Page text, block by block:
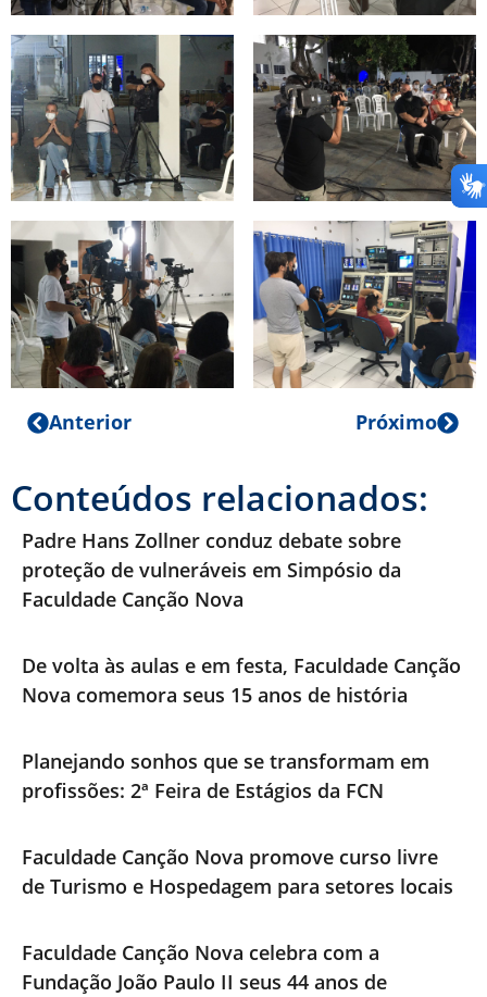
Anterior Próximo
Conteúdos relacionados:
Padre Hans Zollner conduz debate sobre
proteção de vulneráveis em Simpósio da
Faculdade Canção Nova
De volta às aulas e em festa, Faculdade Canção
Nova comemora seus 15 anos de história
Planejando sonhos que se transformam em
profissões: 2ª Feira de Estágios da FCN
Faculdade Canção Nova promove curso livre
de Turismo e Hospedagem para setores locais
Faculdade Canção Nova celebra com a
Fundação João Paulo II seus 44 anos de